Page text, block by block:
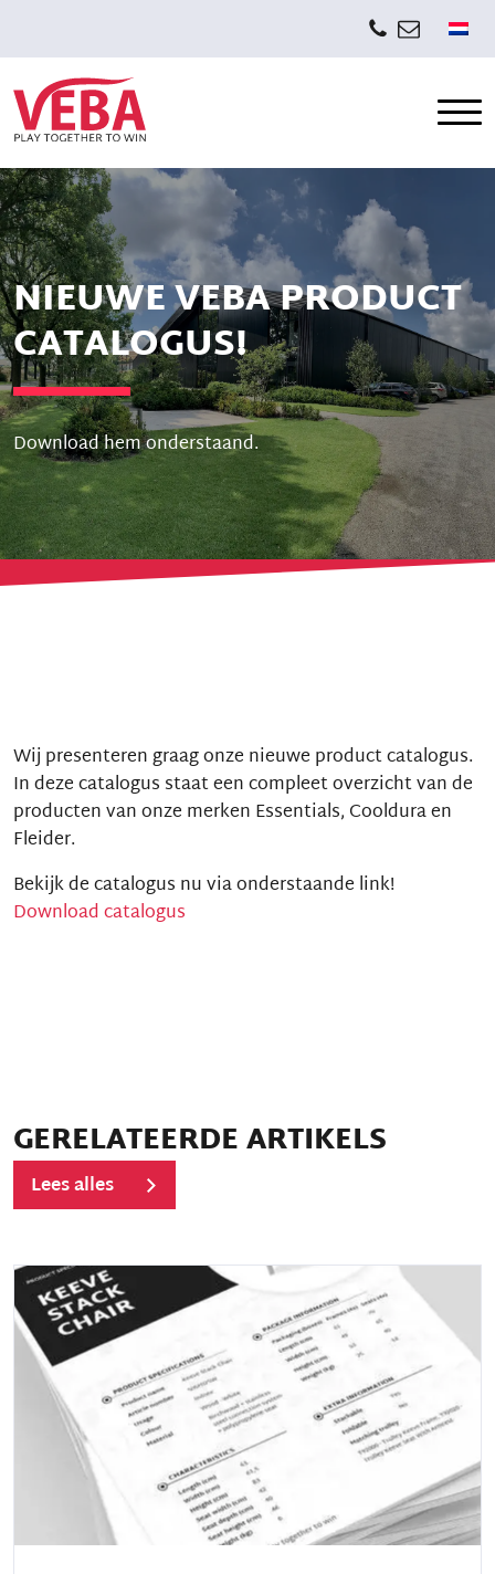
NIEUWE VEBA PRODUCT
CATALOGUS!
Download hem onderstaand.
Wij presenteren graag onze nieuwe product catalogus.
In deze catalogus staat een compleet overzicht van de
producten van onze merken Essentials, Cooldura en
Fleider.
Bekijk de catalogus nu via onderstaande link!
Download catalogus
GERELATEERDE ARTIKELS
Lees alles